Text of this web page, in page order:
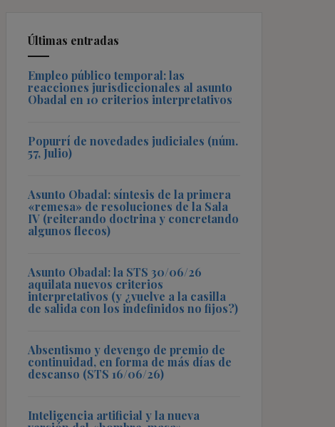
Últimas entradas
Empleo público temporal: las
reacciones jurisdiccionales al asunto
Obadal en 10 criterios interpretativos
Popurrí de novedades judiciales (núm.
57, Julio)
Asunto Obadal: síntesis de la primera
«remesa» de resoluciones de la Sala
IV (reiterando doctrina y concretando
algunos flecos)
Asunto Obadal: la STS 30/06/26
aquilata nuevos criterios
interpretativos (y ¿vuelve a la casilla
de salida con los indefinidos no fijos?)
Absentismo y devengo de premio de
continuidad, en forma de más días de
descanso (STS 16/06/26)
Inteligencia artificial y la nueva